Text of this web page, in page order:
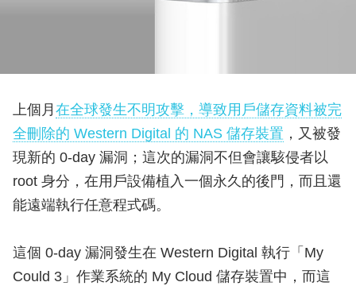
上個月 在全球發生不明攻擊，導致用戶儲存資料被完
全刪除的 Western Digital 的 NAS 儲存裝置 ，又被發
現新的 0-day 漏洞；這次的漏洞不但會讓駭侵者以
root 身分，在用戶設備植入一個永久的後門，而且還
能遠端執行任意程式碼。
這個 0-day 漏洞發生在 Western Digital 執行「My
Could 3」作業系統的 My Cloud 儲存裝置中，而這